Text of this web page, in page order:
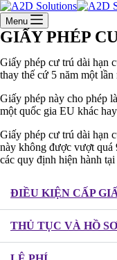
Menu
GIẤY PHÉP
Giấy phép cư trú dài hạn
thay thế cứ 5 năm một
Giấy phép này cho phép
một quốc gia EU khác
Giấy phép cư trú dài hạn
này không được vượt quá
các quy định hiện hành
ĐIỀU KIỆN CẤP
THỦ TỤC VÀ HỒ SƠ